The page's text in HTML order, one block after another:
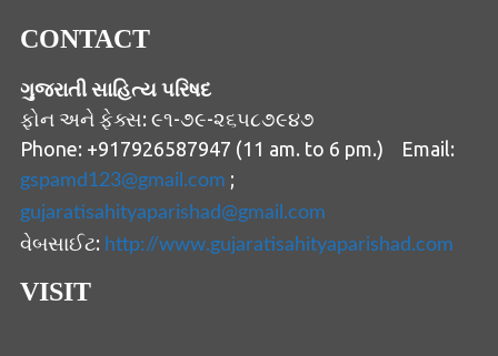
CONTACT
ગુજરાતી સાહિત્ય પરિષદ
ફોન અને ફેક્સ: ૯૧-૭૯-૨૬૫૮૭૯૪૭
Phone: +917926587947 (11 am. to 6 pm.) Email:
gspamd123@gmail.com ;
gujaratisahityaparishad@gmail.com
વેબસાઈટ: http://www.gujaratisahityaparishad.com
VISIT